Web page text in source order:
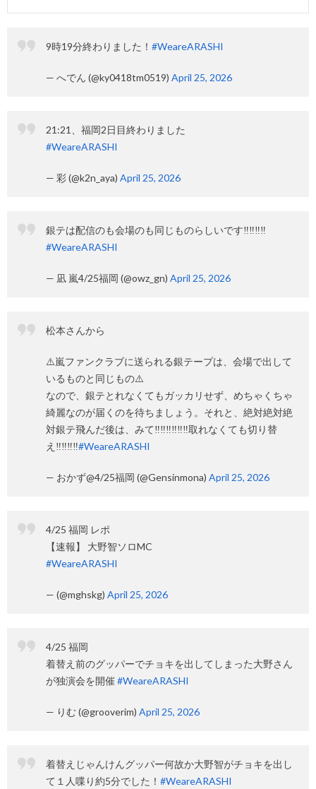
9時19分終わりました！ #WeareARASHI
— へでん (@ky0418tm0519) April 25, 2026
21:21、福岡2日目終わりました
#WeareARASHI
— 彩 (@k2n_aya) April 25, 2026
銀テは配信のも会場のも同じものらしいです‼️‼️‼️‼️
#WeareARASHI
— 凪 嵐4/25福岡 (@owz_gn) April 25, 2026
松本さんから
⚠️嵐ファンクラブに送られる銀テープは、会場で出して
いるものと同じもの⚠️
なので、銀テとれなくてもガッカリせず、めちゃくちゃ
綺麗なのが届くのを待ちましょう。それと、絶対絶対絶
対銀テ飛んだ後は、みて‼️‼️‼️‼️‼️‼️取れなくても切り替
え‼️‼️‼️‼️#WeareARASHI
— おかず@4/25福岡 (@Gensinmona) April 25, 2026
4/25 福岡 レポ
【速報】 大野智ソロMC
#WeareARASHI
— (@mghskg) April 25, 2026
4/25 福岡
着替え前のグッパーでチョキを出してしまった大野さん
が独演会を開催 #WeareARASHI
— りむ (@grooverim) April 25, 2026
着替えじゃんけんグッパー何故か大野智がチョキを出し
て１人喋り約5分でした！ #WeareARASHI